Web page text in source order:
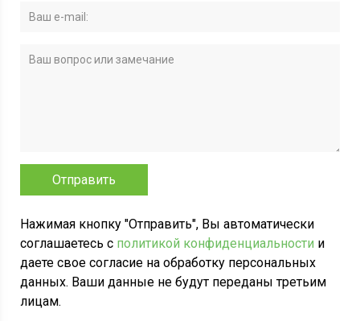
Нажимая кнопку "Отправить", Вы автоматически
соглашаетесь с политикой конфиденциальности и
даете свое согласие на обработку персональных
данных. Ваши данные не будут переданы третьим
лицам.